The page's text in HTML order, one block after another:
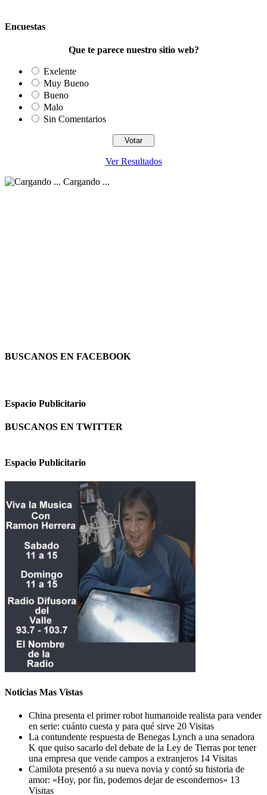
Encuestas
Que te parece nuestro sitio web?
Exelente
Muy Bueno
Bueno
Malo
Sin Comentarios
Ver Resultados
Cargando ...
BUSCANOS EN FACEBOOK
Espacio Publicitario
BUSCANOS EN TWITTER
Espacio Publicitario
Noticias Mas Vistas
China presenta el primer robot humanoide realista para vender
en serie: cuánto cuesta y para qué sirve 20 Visitas
La contundente respuesta de Benegas Lynch a una senadora
K que quiso sacarlo del debate de la Ley de Tierras por tener
una empresa que vende campos a extranjeros 14 Visitas
Camilota presentó a su nueva novia y contó su historia de
amor: «Hoy, por fin, podemos dejar de escondernos» 13
Visitas